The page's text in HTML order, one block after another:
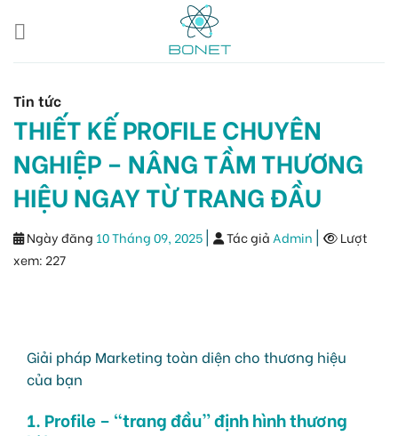
Tin tức
THIẾT KẾ PROFILE CHUYÊN
NGHIỆP – NÂNG TẦM THƯƠNG
HIỆU NGAY TỪ TRANG ĐẦU
Ngày đăng 10 Tháng 09, 2025| Tác giả Admin |
Lượt
xem: 227
Giải pháp Marketing toàn diện cho thương hiệu
của bạn
1. Profile – “trang đầu” định hình thương